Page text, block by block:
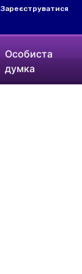
Зареєструватися
Особиста
думка